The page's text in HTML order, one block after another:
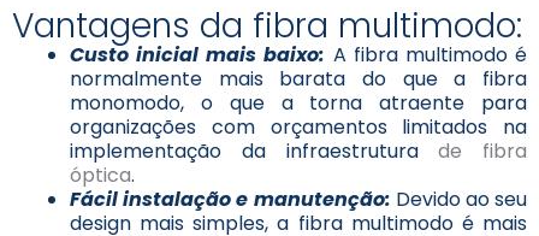
Vantagens da fibra multimodo:
Custo inicial mais baixo: A fibra multimodo é
normalmente mais barata do que a fibra
monomodo, o que a torna atraente para
organizações com orçamentos limitados na
implementação da infraestruturade fibra
óptica.
Fácil instalação e manutenção: Devido ao seu
design mais simples, a fibra multimodo é mais